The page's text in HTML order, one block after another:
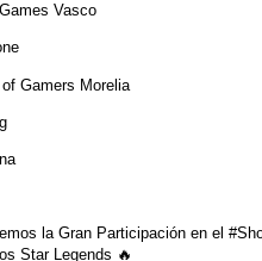
Vasco
Gamers Morelia
la Gran Participación en el
Star Legends 🔥